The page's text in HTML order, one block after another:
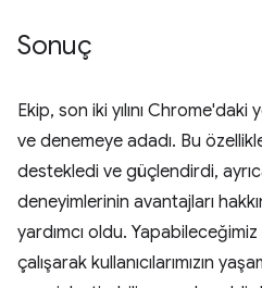
Sonuç
Ekip, son iki yılını
ve denemeye adadı. Bu
destekledi ve güçlendirdi,
deneyimlerinin avantajları
yardımcı oldu.
çalışarak kullanıcılarımızın